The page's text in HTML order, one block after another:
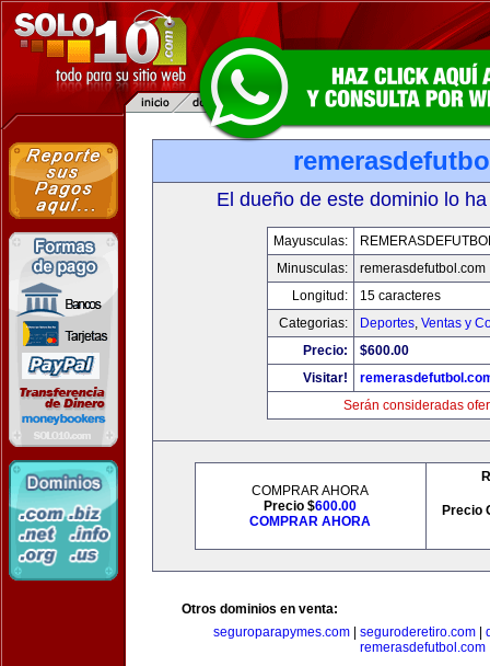
El dueño de este dominio lo
Mayusculas:
Minusculas:
remerasdefutbol.com
Longitud:
15 caracteres
Categorias:
Deportes, Ventas y
Precio:
$600.00
Visitar!
Serán consideradas
COMPRAR AHORA
Precio $600.00
COMPRAR AHORA
Precio
Otros dominios en venta:
seguroparapymes.com| seguroderetiro.com|
remerasdefutbol.com